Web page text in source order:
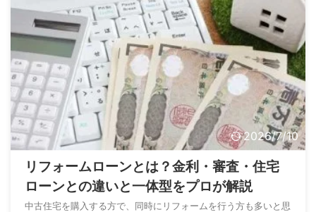
2026/7/10
リフォームローンとは？金利・審査・住宅
ローンとの違いと一体型をプロが解説
中古住宅を購入する方で、同時にリフォームを行う方も多いと思